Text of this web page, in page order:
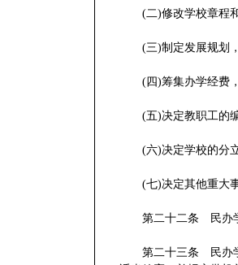
(二)修改学校章程和
(三)制定发展规划
(四)筹集办学经费
(五)决定教职工的
(六)决定学校的分
(七)决定其他重大事
第二十二条 民办学
第二十三条 民办学